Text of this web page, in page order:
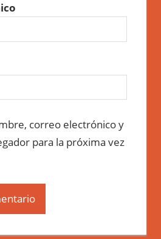
correo electrónico y
para la próxima vez